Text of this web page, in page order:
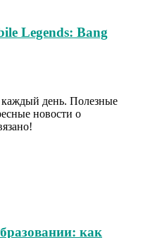
Legends: Bang
день. Полезные
новости о
как